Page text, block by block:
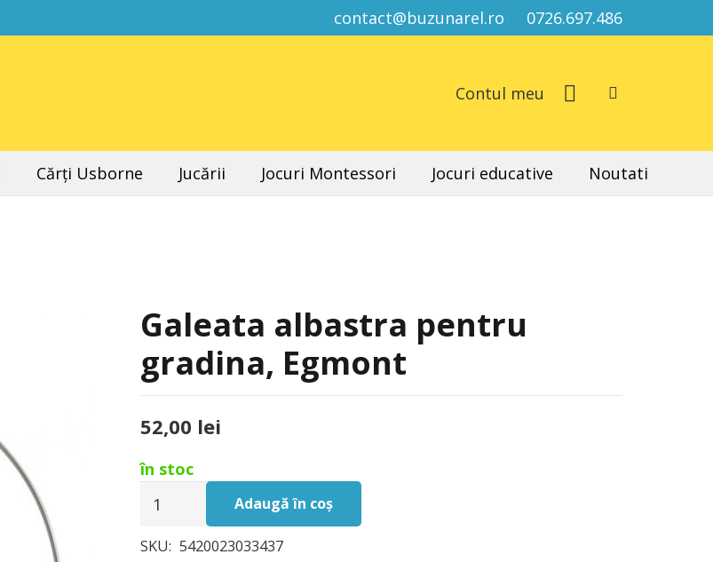
contact@buzunarel.ro 0726.697.486
Contul meu
Cărți Usborne Jucării Jocuri Montessori Jocuri educative Noutati
Galeata albastra pentru
gradina, Egmont
52,00 lei
în stoc
Galeata
albastra
Adaugă în coș
SKU: 5420023033437